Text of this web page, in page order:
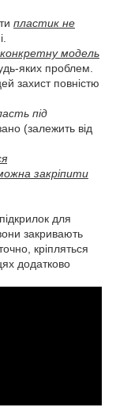
пластик не
конкретну модель
яких проблем.
захист повністю
під
(залежить від
закріпити
для
закривають
кріпляться
додатково